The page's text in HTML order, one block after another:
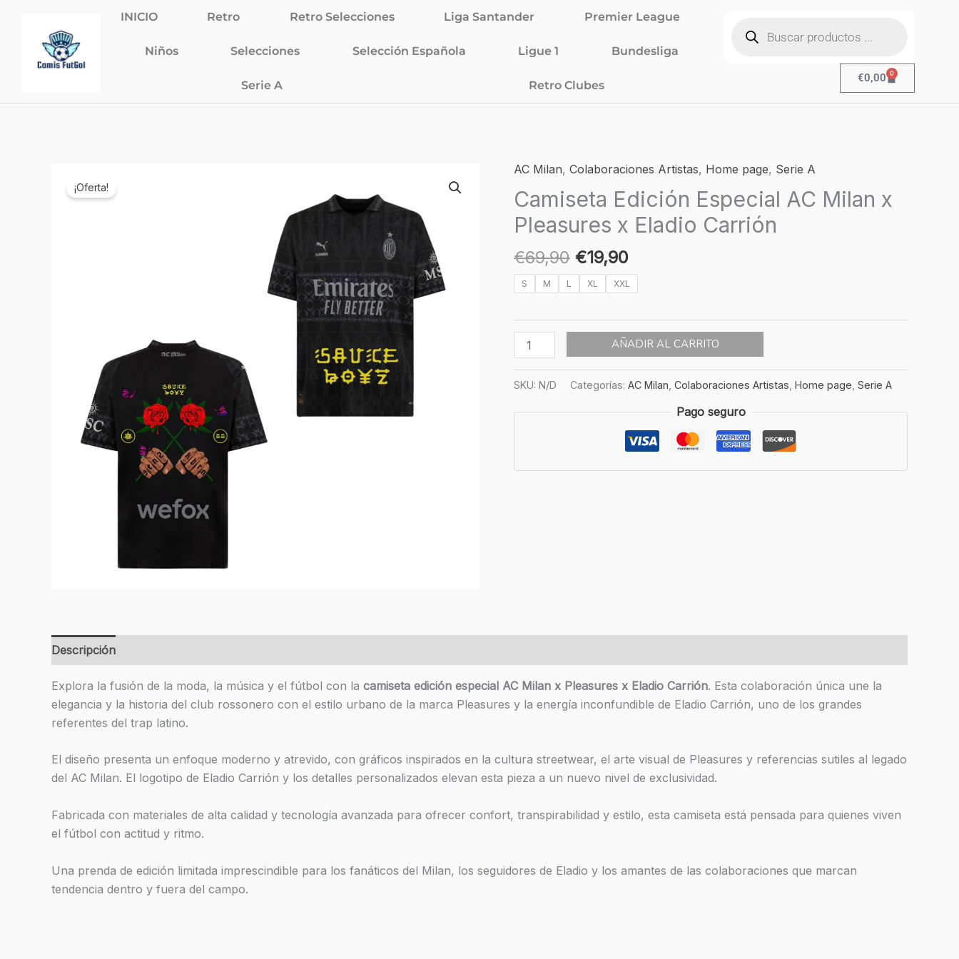
contenido
INICIO Retro Retro Selecciones Liga Santander Premier League
Niños Selecciones Selección Española Ligue 1 Bundesliga
Serie A Retro Clubes
productos
€0,00 0
Cart
¡Oferta!
AC Milan, Colaboraciones Artistas, Home page, Serie A
Camiseta Edición Especial AC Milan x
Pleasures x Eladio Carrión
€69,90
El
precio
original
era:
€69,90.
€19,90
El
precio
actual
es:
S M L XL XXL
Camiseta
Edición
Especial
AC
x
Pleasures
Eladio
Carrión
cantidad
AÑADIR AL CARRITO
SKU: N/D Categorías: AC Milan Colaboraciones Artistas Home page Serie A
Pago seguro
Descripción
Explora la fusión de la moda, la música y el fútbol con la camiseta edición especial AC Milan x Pleasures x Eladio Carrión. Esta colaboración única une la
elegancia y la historia del club rossonero con el estilo urbano de la marca Pleasures y la energía inconfundible de Eladio Carrión, uno de los grandes
referentes del trap latino.
El diseño presenta un enfoque moderno y atrevido, con gráficos inspirados en la cultura streetwear, el arte visual de Pleasures y referencias sutiles al legado
del AC Milan. El logotipo de Eladio Carrión y los detalles personalizados elevan esta pieza a un nuevo nivel de exclusividad.
Fabricada con materiales de alta calidad y tecnología avanzada para ofrecer confort, transpirabilidad y estilo, esta camiseta está pensada para quienes viven
el fútbol con actitud y ritmo.
Una prenda de edición limitada imprescindible para los fanáticos del Milan, los seguidores de Eladio y los amantes de las colaboraciones que marcan
tendencia dentro y fuera del campo.